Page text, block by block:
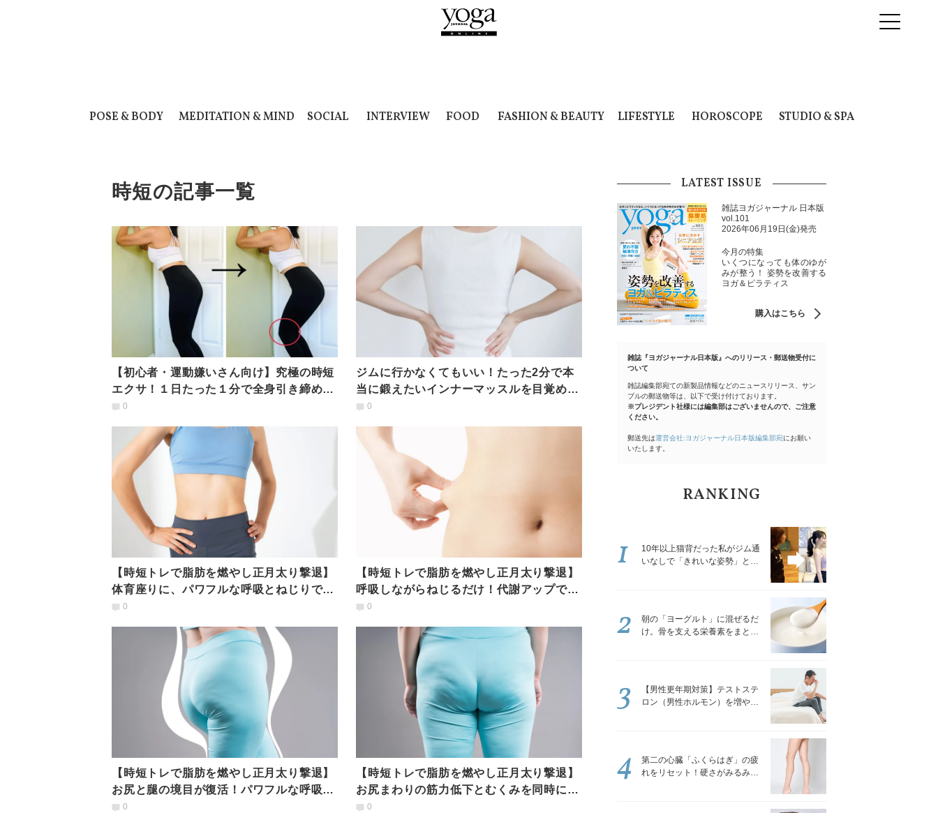
POSE & BODY MEDITATION & MIND SOCIAL INTERVIEW FOOD FASHION & BEAUTY LIFESTYLE HOROSCOPE STUDIO & SPA
時短の記事一覧
【初心者・運動嫌いさん向け】究極の時短
エクサ！１日たった１分で全身引き締めが
叶う「壁プランク」
0
ジムに行かなくてもいい！たった2分で本
当に鍛えたいインナーマッスルを目覚めさ
せる時短エクサ
0
【時短トレで脂肪を燃やし正月太り撃退】
体育座りに、パワフルな呼吸とねじりで代
謝アップ！くびれのあるウエストに
0
【時短トレで脂肪を燃やし正月太り撃退】
呼吸しながらねじるだけ！代謝アップで脂
肪がメラメラ燃えてくびれ復活！
0
【時短トレで脂肪を燃やし正月太り撃退】
お尻と腿の境目が復活！パワフルな呼吸と
スクワットでお尻の筋肉が目覚める
0
【時短トレで脂肪を燃やし正月太り撃退】
お尻まわりの筋力低下とむくみを同時に解
消。垂れ尻がキュッと引き締まる！
0
LATEST ISSUE
雑誌ヨガジャーナル 日本版
vol.101
2026年06月19日(金)発売
今月の特集
いくつになっても体のゆが
みが整う！ 姿勢を改善する
ヨガ＆ピラティス
購入はこちら
雑誌『ヨガジャーナル日本版』へのリリース・郵送物受付に
ついて
雑誌編集部宛ての新製品情報などのニュースリリース、サン
プルの郵送物等は、以下で受け付けております。
※プレジデント社様には編集部はございませんので、ご注意
ください。
郵送先は運営会社:ヨガジャーナル日本版編集部宛にお願い
いたします。
RANKING
10年以上猫背だった私がジム通
いなしで「きれいな姿勢」と褒
1
朝の「ヨーグルト」に混ぜるだ
け。骨を支える栄養素をまとめ
2
【男性更年期対策】テストステ
ロン（男性ホルモン）を増やす
3
第二の心臓「ふくらはぎ」の疲
れをリセット！硬さがみるみる
4